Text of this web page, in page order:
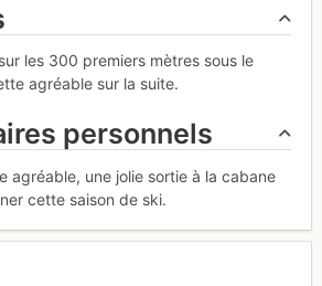
les 300 premiers mètres sous le
agréable sur la suite.
personnels
agréable, une jolie sortie à la cabane
cette saison de ski.